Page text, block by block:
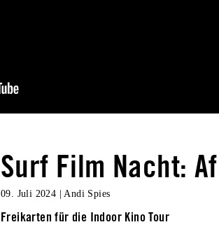
Surf Film Nacht:
09. Juli 2024 | Andi Spies
Freikarten für die Indoor Kino Tour